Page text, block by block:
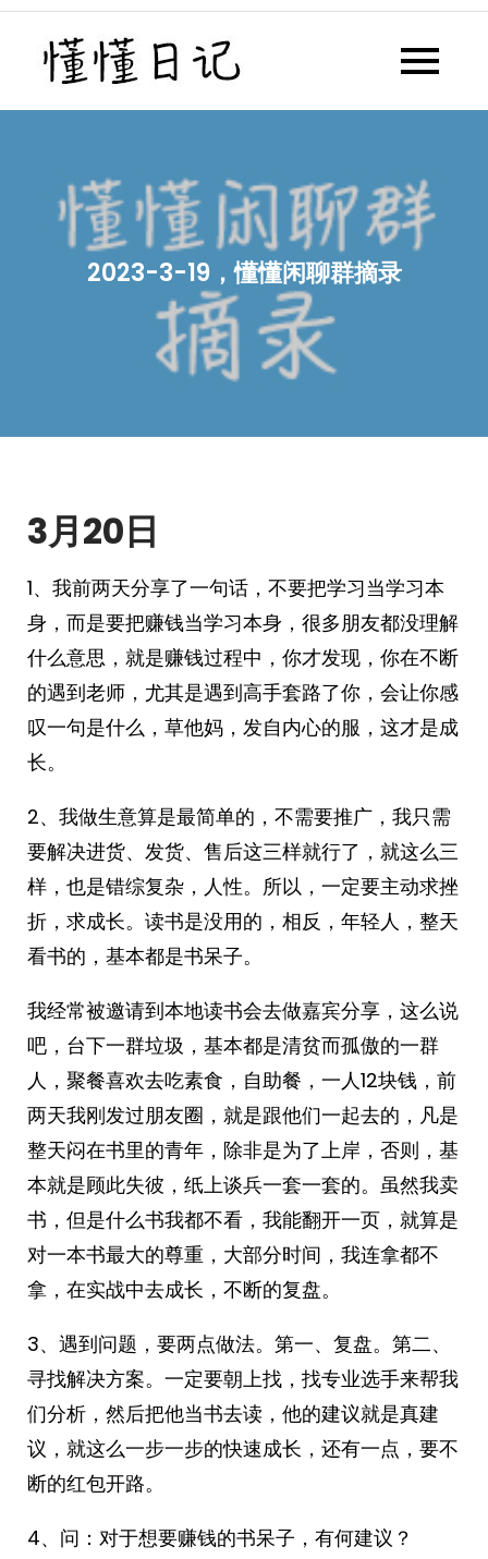
Skip
content
懂懂日记网每天同步更新懂懂学
2023-3-19，懂懂闲聊群摘录
3月20日
1、我前两天分享了一句话，不要把学习当学习本
身，而是要把赚钱当学习本身，很多朋友都没理解
什么意思，就是赚钱过程中，你才发现，你在不断
的遇到老师，尤其是遇到高手套路了你，会让你感
叹一句是什么，草他妈，发自内心的服，这才是成
长。
2、我做生意算是最简单的，不需要推广，我只需
要解决进货、发货、售后这三样就行了，就这么三
样，也是错综复杂，人性。所以，一定要主动求挫
折，求成长。读书是没用的，相反，年轻人，整天
看书的，基本都是书呆子。
我经常被邀请到本地读书会去做嘉宾分享，这么说
吧，台下一群垃圾，基本都是清贫而孤傲的一群
人，聚餐喜欢去吃素食，自助餐，一人12块钱，前
两天我刚发过朋友圈，就是跟他们一起去的，凡是
整天闷在书里的青年，除非是为了上岸，否则，基
本就是顾此失彼，纸上谈兵一套一套的。虽然我卖
书，但是什么书我都不看，我能翻开一页，就算是
对一本书最大的尊重，大部分时间，我连拿都不
拿，在实战中去成长，不断的复盘。
3、遇到问题，要两点做法。第一、复盘。第二、
寻找解决方案。一定要朝上找，找专业选手来帮我
们分析，然后把他当书去读，他的建议就是真建
议，就这么一步一步的快速成长，还有一点，要不
断的红包开路。
4、问：对于想要赚钱的书呆子，有何建议？